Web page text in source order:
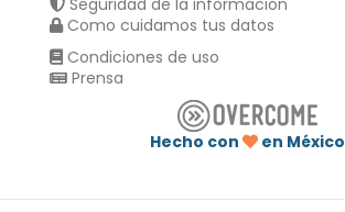
Seguridad de la información
Como cuidamos tus datos
Condiciones de uso
Prensa
Hecho con
en México